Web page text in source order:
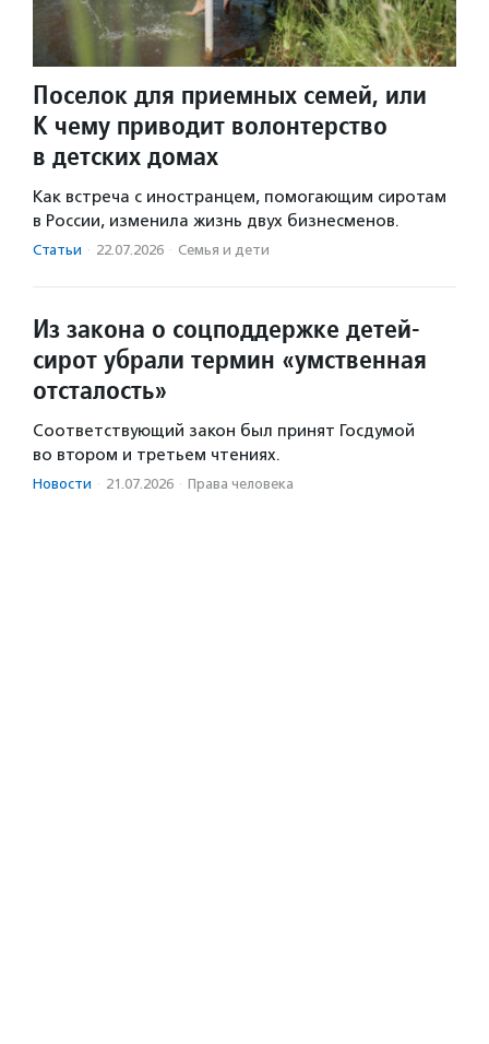
Поселок для приемных семей, или
К чему приводит волонтерство
в детских домах
Как встреча с иностранцем, помогающим сиротам
в России, изменила жизнь двух бизнесменов.
Статьи · 22.07.2026 · Семья и дети
Из закона о соцподдержке детей-
сирот убрали термин «умственная
отсталость»
Соответствующий закон был принят Госдумой
во втором и третьем чтениях.
Новости · 21.07.2026 · Права человека